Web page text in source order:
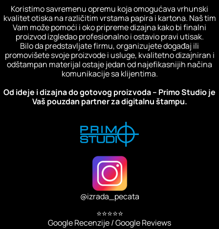
Koristimo savremenu opremu koja omogućava vrhunski
kvalitet otiska na različitim vrstama papira i kartona. Naš tim
Vam može pomoći i oko pripreme dizajna kako bi finalni
proizvod izgledao profesionalno i ostavio pravi utisak.
Bilo da predstavljate firmu, organizujete događaj ili
promovišete svoje proizvode i usluge, kvalitetno dizajniran i
odštampan materijal ostaje jedan od najefikasnijih načina
komunikacije sa klijentima.
Od ideje i dizajna do gotovog proizvoda – Primo Studio je
Vaš pouzdan partner za digitalnu štampu.
@izrada_pecata
⭐⭐⭐⭐⭐
Google Recenzije / Google Reviews